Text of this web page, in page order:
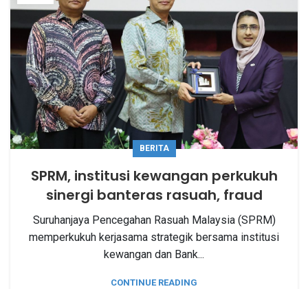
BERITA
SPRM, institusi kewangan perkukuh
sinergi banteras rasuah, fraud
Suruhanjaya Pencegahan Rasuah Malaysia (SPRM)
memperkukuh kerjasama strategik bersama institusi
kewangan dan Bank...
CONTINUE READING